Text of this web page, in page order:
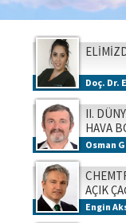
Doç. Dr.
II.
HAVA
Osman
AÇIK
Engin